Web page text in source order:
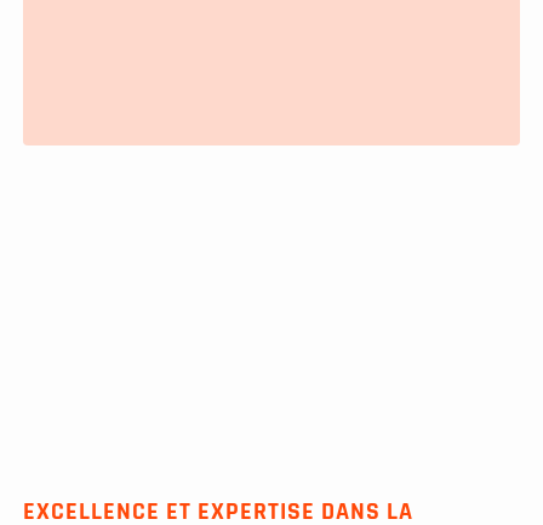
EXCELLENCE ET EXPERTISE DANS LA